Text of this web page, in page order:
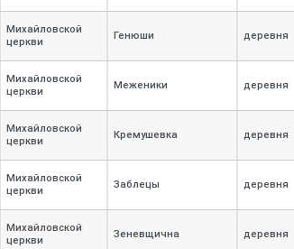
Михайловской
церкви
Генюши деревня
Михайловской
церкви
Меженики деревня
Михайловской
церкви
Кремушевка деревня
Михайловской
церкви
Заблецы деревня
Михайловской
церкви
Зеневщична деревня